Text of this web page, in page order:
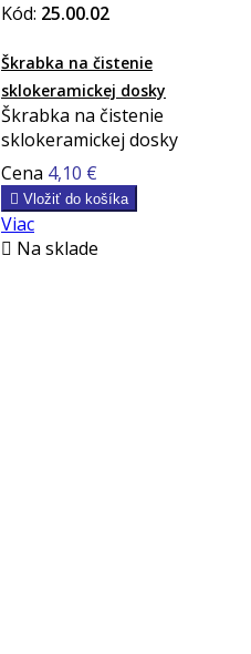
Kód: 25.00.02
Škrabka na čistenie
sklokeramickej dosky
Škrabka na čistenie
sklokeramickej dosky
Cena 4,10 €
 Vložiť do košíka
Viac
 Na sklade